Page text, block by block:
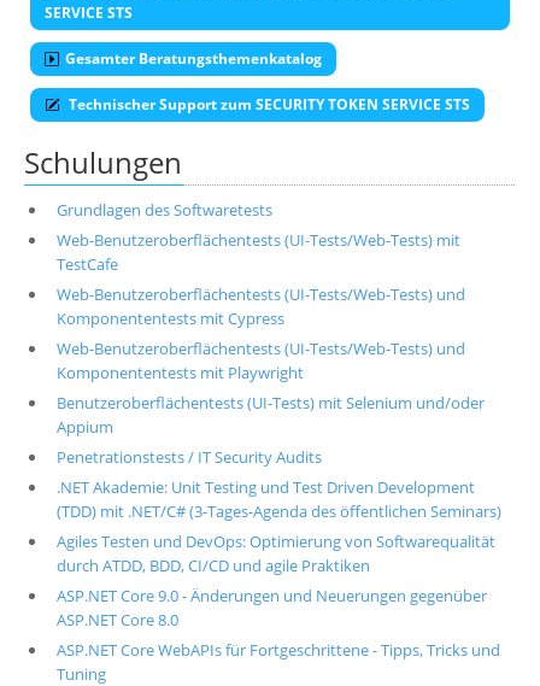
SERVICE STS
Gesamter Beratungsthemenkatalog
Technischer Support zum SECURITY TOKEN SERVICE STS
Schulungen
Grundlagen des Softwaretests
Web-Benutzeroberflächentests (UI-Tests/Web-Tests) mit
TestCafe
Web-Benutzeroberflächentests (UI-Tests/Web-Tests) und
Komponententests mit Cypress
Web-Benutzeroberflächentests (UI-Tests/Web-Tests) und
Komponententests mit Playwright
Benutzeroberflächentests (UI-Tests) mit Selenium und/oder
Appium
Penetrationstests / IT Security Audits
.NET Akademie: Unit Testing und Test Driven Development
(TDD) mit .NET/C# (3-Tages-Agenda des öffentlichen Seminars)
Agiles Testen und DevOps: Optimierung von Softwarequalität
durch ATDD, BDD, CI/CD und agile Praktiken
ASP.NET Core 9.0 - Änderungen und Neuerungen gegenüber
ASP.NET Core 8.0
ASP.NET Core WebAPIs für Fortgeschrittene - Tipps, Tricks und
Tuning